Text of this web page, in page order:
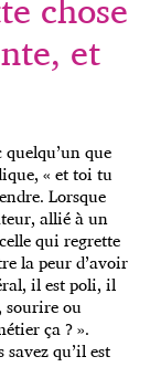
et
que
« et toi tu
Lorsque
allié à un
qui regrette
la peur d’avoir
il est poli, il
sourire ou
ça ? ».
qu’il est